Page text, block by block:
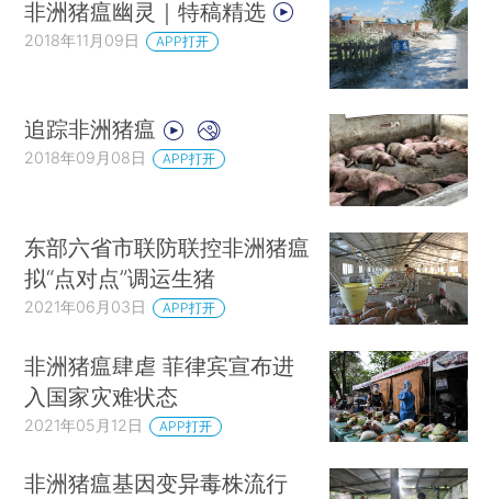
非洲猪瘟幽灵｜特稿精选
2018年11月09日 APP打开
追踪非洲猪瘟
2018年09月08日 APP打开
东部六省市联防联控非洲猪瘟
拟“点对点”调运生猪
2021年06月03日 APP打开
非洲猪瘟肆虐 菲律宾宣布进
入国家灾难状态
2021年05月12日 APP打开
非洲猪瘟基因变异毒株流行